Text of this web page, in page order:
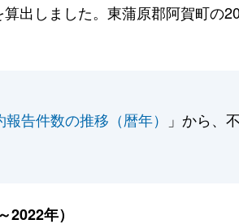
出しました。東蒲原郡阿賀町の
告件数の推移（暦年）
」から、
年）